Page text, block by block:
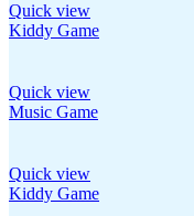
Quick view
Kiddy Game
Quick view
Music Game
Quick view
Kiddy Game